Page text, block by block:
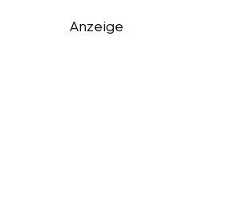
Anzeige